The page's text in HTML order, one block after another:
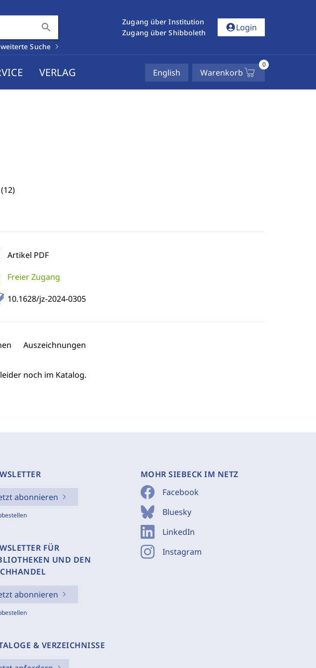
search
Suche
Zugang über Institution
Zugang über Shibboleth
account_circleLogin
VERLAG English Warenkorb
0
Artikel PDF
Freier Zugang
10.1628/jz-2024-0305
Auszeichnungen
noch im Katalog.
abonnieren
FÜR
UND DEN
abonnieren
& VERZEICHNISSE
MOHR SIEBECK IM NETZ
Facebook
Bluesky
LinkedIn
Instagram